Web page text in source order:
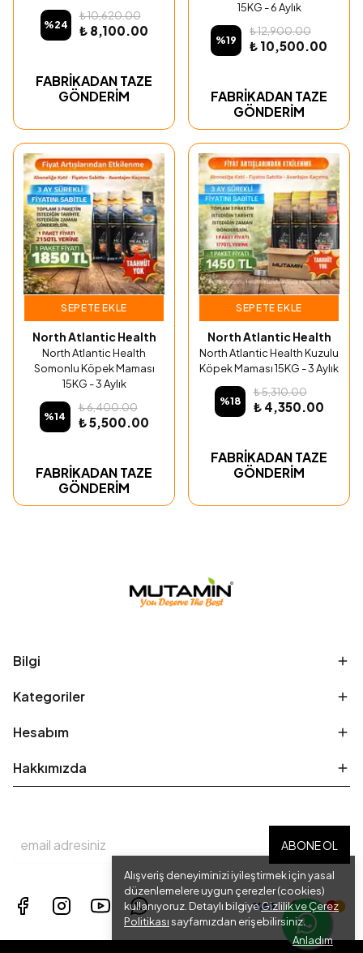
Alışveriş deneyiminizi iyileştirmek için yasal
düzenlemelere uygun çerezler (cookies)
kullanıyoruz. Detaylı bilgiyeGizlilik ve Çerez
Politikasısayfamızdan erişebilirsiniz.
Anladım
%24
₺ 10,620.00
₺ 8,100.00
FABRİKADAN TAZE
GÖNDERİM
15KG - 6 Aylık
%19
₺ 12,900.00
₺ 10,500.00
FABRİKADAN TAZE
GÖNDERİM
SEPETE EKLE
North Atlantic Health
North Atlantic Health
Somonlu Köpek Maması
15KG - 3 Aylık
%14
₺ 6,400.00
₺ 5,500.00
FABRİKADAN TAZE
GÖNDERİM
SEPETE EKLE
North Atlantic Health
North Atlantic Health Kuzulu
Köpek Maması 15KG - 3 Aylık
%18
₺ 5,310.00
₺ 4,350.00
FABRİKADAN TAZE
GÖNDERİM
Bilgi
Kategoriler
Hesabım
Hakkımızda
ABONE OL